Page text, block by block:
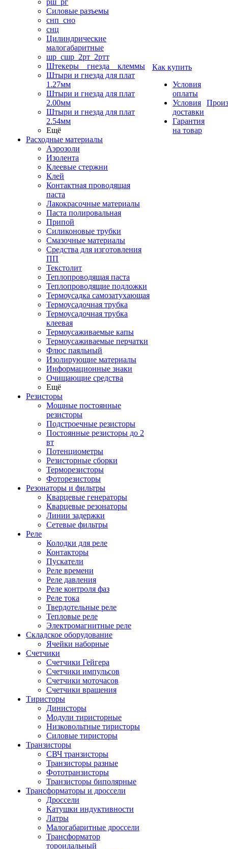
рш_рг
Силовые разъемы
снп_сно
снц
Цилиндрические
малогабаритные
шр_сшр_2рт_2ртт
Штекеры _ гнезда _ клеммы
Штыри и гнезда для плат
1.27мм
Штыри и гнезда для плат
2.00мм
Штыри и гнезда для плат
2.54мм
Ещё
Расходные материалы
Аэрозоли
Изолента
Клеевые стержни
Клей
Контактная проводящая
паста
Лакокрасочные материалы
Паста полировальная
Припой
Силиконовые трубки
Смазочные материалы
Средства для изготовления
ПП
Текстолит
Теплопроводящая паста
Теплопроводящие подложки
Термоусадка самозатухающая
Термоусадочная трубка
Термоусадочная трубка
клеевая
Термоусаживаемые капы
Термоусаживаемые перчатки
Флюс паяльный
Изолирующие материалы
Информационные знаки
Очищающие средства
Ещё
Резисторы
Мощные постоянные
резисторы
Подстроечные резисторы
Постоянные резисторы до 2
вт
Потенциометры
Резисторные сборки
Терморезисторы
Фоторезисторы
Резонаторы и фильтры
Кварцевые генераторы
Кварцевые резонаторы
Линии задержки
Сетевые фильтры
Реле
Колодки для реле
Контакторы
Пускатели
Реле времени
Реле давления
Реле контроля фаз
Реле тока
Твердотельные реле
Тепловые реле
Электромагнитные реле
Складское оборудование
Ячейки наборные
Счетчики
Счетчики Гейгера
Счетчики импульсов
Счетчики моточасов
Счетчики вращения
Тиристоры
Динисторы
Модули тиристорные
Низковольтные тиристоры
Силовые тиристоры
Транзисторы
СВЧ транзисторы
Транзисторы разные
Фототранзисторы
Транзисторы биполярные
Трансформаторы и дроссели
Дроссели
Катушки индуктивности
Латры
Малогабаритные дроссели
Трансформатор
тороидальный
Как купить
Условия
оплаты
Условия
доставки
Гарантия
на товар